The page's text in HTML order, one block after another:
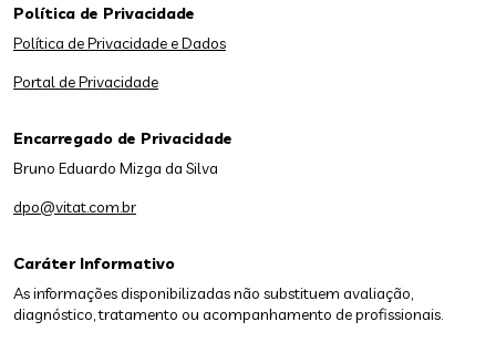
Caráter Informativo
As informações disponibilizadas não substituem avaliação,
diagnóstico, tratamento ou acompanhamento de profissionais.
Política de Privacidade
Política de Privacidade e Dados
Portal de Privacidade
Encarregado de Privacidade
Bruno Eduardo Mizga da Silva
dpo@vitat.com.br